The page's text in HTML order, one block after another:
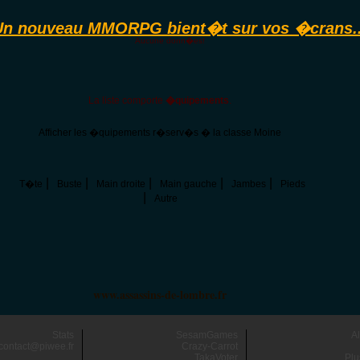
Aucune donn�es!
La liste comporte �quipements.
Afficher les �quipements r�serv�s � la classe Moine
T�te Buste Main droite Main gauche Jambes Pieds
Autre
www.assassins-de-lombre.fr
nouveau MMORPG bient�t sur vos